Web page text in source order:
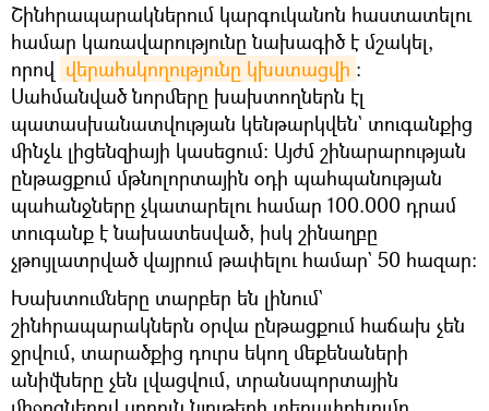
Շինհրապարակներում կարգուկանոն հաստատելու
համար կառավարությունը նախագիծ է մշակել,
որով վերահսկողությունը կխստացվի ։
Սահմանված նորմերը խախտողներն էլ
պատասխանատվության կենթարկվեն` տուգանքից
մինչև լիցենզիայի կասեցում։ Այժմ շինարարության
ընթացքում մթնոլորտային օդի պահպանության
պահանջները չկատարելու համար 100.000 դրամ
տուգանք է նախատեսված, իսկ շինաղբը
չթույլատրված վայրում թափելու համար` 50 հազար։
Խախտումները տարբեր են լինում`
շինհրապարակներն օրվա ընթացքում հաճախ չեն
ջրվում, տարածքից դուրս եկող մեքենաների
անիվները չեն լվացվում, տրանսպորտային